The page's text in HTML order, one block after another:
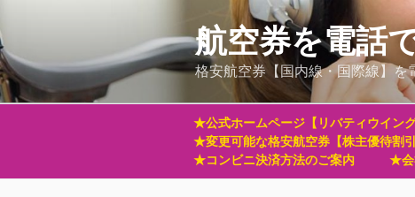
ン
テ
ン
ツ
ッ
航空券を電話
格安航空券【国内線・国際線】を
★公式ホームページ【リバティウイング
★変更可能な格安航空券【株主優待割引
★コンビニ決済方法のご案内
★会